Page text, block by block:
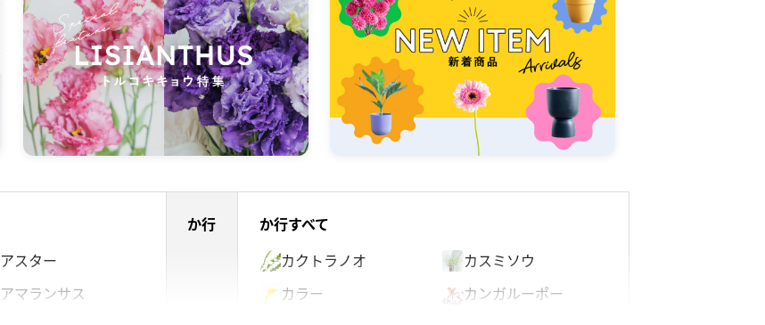
アスター
アマランサス
か行 か行すべて
カクトラノオ
カスミソウ
カラー
カンガルーポー